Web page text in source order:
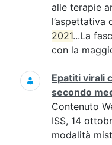
alle terapie
l’aspettativa
2021...La
con la
Epatiti virali
secondo
Contenuto
ISS, 14
modalità